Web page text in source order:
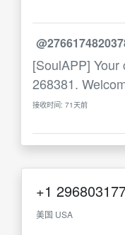
[SoulAPP]
268381.
接收时间: 71天前
+1
美国 USA